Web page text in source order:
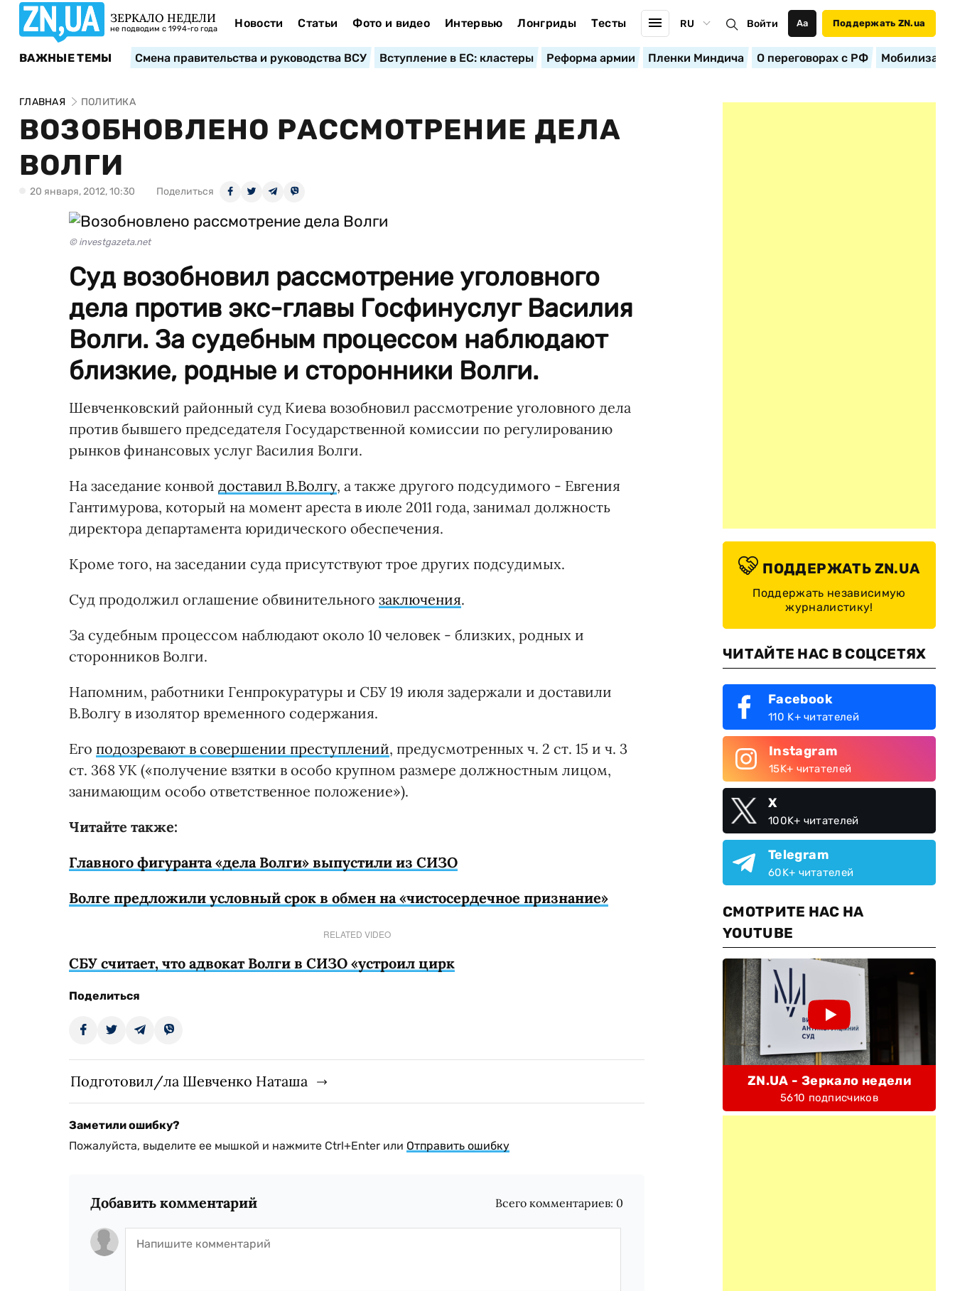
ЗЕРКАЛО НЕДЕЛИ
не подводим с 1994-го года Новости Статьи Фото и видео Интервью Лонгриды Тесты RU Войти Аа Поддержать ZN.ua
ВАЖНЫЕ ТЕМЫ Смена правительства и руководства ВСУ Вступление в ЕС: кластеры Реформа армии Пленки Миндича О переговорах с РФ
ГЛАВНАЯ ПОЛИТИКА
ВОЗОБНОВЛЕНО РАССМОТРЕНИЕ ДЕЛА
ВОЛГИ
20 января, 2012, 10:30 Поделиться
© investgazeta.net
Суд возобновил рассмотрение уголовного
дела против экс-главы Госфинуслуг Василия
Волги. За судебным процессом наблюдают
близкие, родные и сторонники Волги.
Шевченковский районный суд Киева возобновил рассмотрение уголовного дела
против бывшего председателя Государственной комиссии по регулированию
рынков финансовых услуг Василия Волги.
На заседание конвой доставил В.Волгу, а также другого подсудимого - Евгения
Гантимурова, который на момент ареста в июле 2011 года, занимал должность
директора департамента юридического обеспечения.
Кроме того, на заседании суда присутствуют трое других подсудимых.
Суд продолжил оглашение обвинительного заключения.
За судебным процессом наблюдают около 10 человек - близких, родных и
сторонников Волги.
Напомним, работники Генпрокуратуры и СБУ 19 июля задержали и доставили
В.Волгу в изолятор временного содержания.
Его подозревают в совершении преступлений, предусмотренных ч. 2 ст. 15 и ч. 3
ст. 368 УК («получение взятки в особо крупном размере должностным лицом,
занимающим особо ответственное положение»).
Читайте также:
Главного фигуранта «дела Волги» выпустили из СИЗО
Волге предложили условный срок в обмен на «чистосердечное признание»
RELATED VIDEO
СБУ считает, что адвокат Волги в СИЗО «устроил цирк
Поделиться
Подготовил/ла Шевченко Наташа
Заметили ошибку?
Пожалуйста, выделите ее мышкой и нажмите Ctrl+Enter или Отправить ошибку
Добавить комментарий Всего комментариев: 0
ПОДДЕРЖАТЬ ZN.UA
Поддержать независимую
журналистику!
ЧИТАЙТЕ НАС В СОЦСЕТЯХ
Facebook
110 K+ читателей
Instagram
15K+ читателей
X
100K+ читателей
Telegram
60K+ читателей
СМОТРИТЕ НАС НА
YOUTUBE
ZN.UA - Зеркало недели
5610 подписчиков